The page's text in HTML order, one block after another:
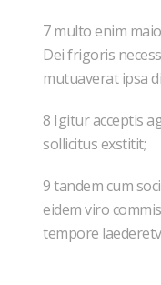
7 multo enim
Dei frigoris
mutuaverat ipsa
8 Igitur acceptis
sollicitus exstitit;
9 tandem cum
eidem viro
tempore